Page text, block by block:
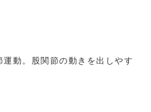
動。股関節の動きを出しやす